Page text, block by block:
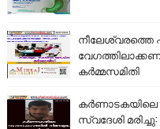
നീലേശ്വരത്തെ
കർമ്മസമിതി
കർണാടകയിലെ
സ്വദേശി